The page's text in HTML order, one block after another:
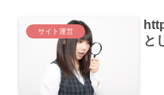
サイト運営
と